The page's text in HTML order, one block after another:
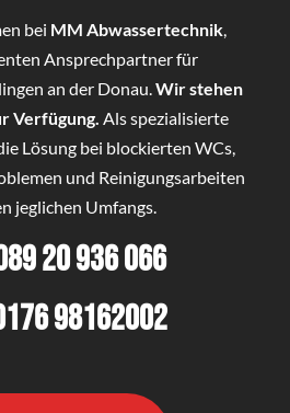
bei MM Abwassertechnik,
Ansprechpartner für
an der Donau.Wir stehen
Verfügung. Als spezialisierte
Lösung bei blockierten WCs,
und Reinigungsarbeiten
jeglichen Umfangs.
20 936 066
98162002